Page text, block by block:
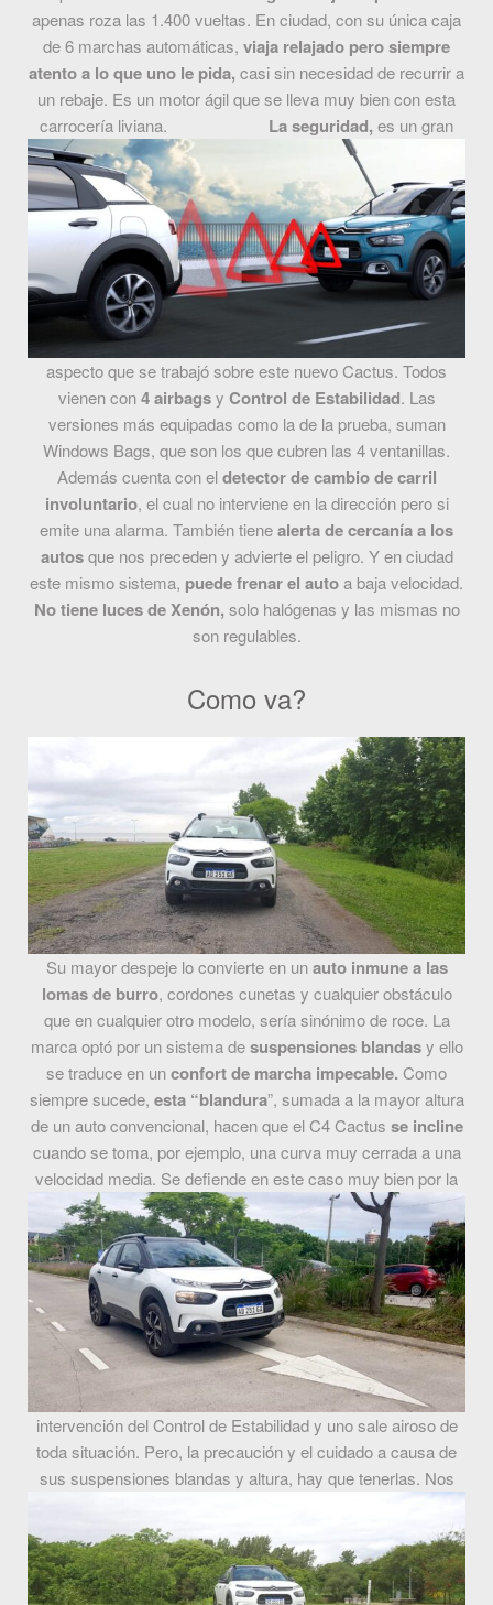
apenas roza las 1.400 vueltas. En ciudad, con su única caja
de 6 marchas automáticas, viaja relajado pero siempre
atento a lo que uno le pida, casi sin necesidad de recurrir a
un rebaje. Es un motor ágil que se lleva muy bien con esta
carrocería liviana.
La seguridad, es un gran
aspecto que se trabajó sobre este nuevo Cactus. Todos
vienen con4 airbagsy Control de Estabilidad. Las
versiones más equipadas como la de la prueba, suman
Windows Bags, que son los que cubren las 4 ventanillas.
Además cuenta con eldetector de cambio de carril
involuntario, el cual no interviene en la dirección pero si
emite una alarma. También tienealerta de cercanía a los
autosque nos preceden y advierte el peligro. Y en ciudad
este mismo sistema, puede frenar el autoa baja velocidad.
No tiene luces de Xenón, solo halógenas y las mismas no
son regulables.
Como va?
Su mayor despeje lo convierte en unauto inmune a las
lomas de burro, cordones cunetas y cualquier obstáculo
que en cualquier otro modelo, sería sinónimo de roce. La
marca optó por un sistema desuspensiones blandasy ello
se traduce en unconfort de marcha impecable. Como
siempre sucede, esta “blandura”, sumada a la mayor altura
de un auto convencional, hacen que el C4 Cactus se incline
cuando se toma, por ejemplo, una curva muy cerrada a una
velocidad media. Se defiende en este caso muy bien por la
intervención del Control de Estabilidad y uno sale airoso de
toda situación. Pero, la precaución y el cuidado a causa de
sus suspensiones blandas y altura, hay que tenerlas. Nos